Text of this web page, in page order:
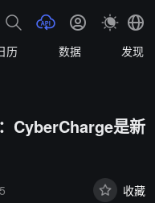
历 数据 发现
CyberCharge是新
收藏